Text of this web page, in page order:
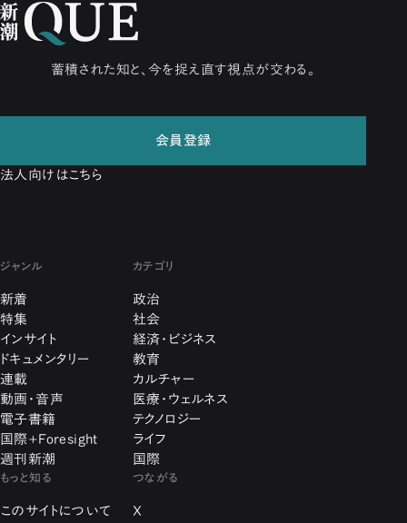
蓄積された知と、今を捉え直す視点が交わる。
会員登録
法人向けはこちら
ジャンル
新着
特集
インサイト
ドキュメンタリー
連載
動画・音声
電子書籍
国際+Foresight
週刊新潮
カテゴリ
政治
社会
経済・ビジネス
教育
カルチャー
医療・ウェルネス
テクノロジー
ライフ
国際
もっと知る
このサイトについて
つながる
X